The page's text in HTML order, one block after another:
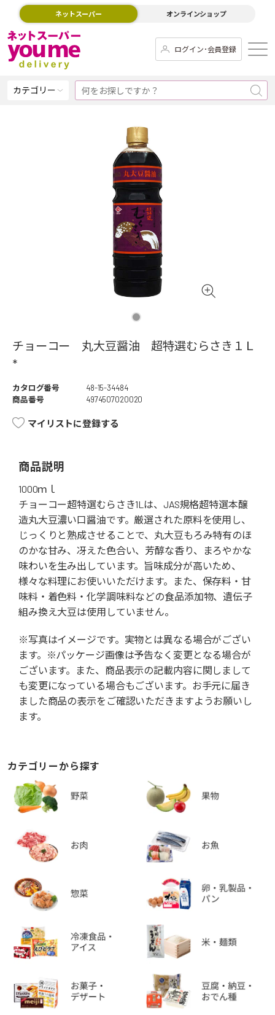
ネットスーパー オンラインショップ
ログイン･会員登録
カテゴリー
チョーコー 丸大豆醤油 超特選むらさき１Ｌ
*
カタログ番号
48-15-34484
商品番号
4974507020020
マイリストに登録する
商品説明
1000ｍｌ
チョーコー超特選むらさき1Lは、JAS規格超特選本醸
造丸大豆濃い口醤油です。厳選された原料を使用し、
じっくりと熟成させることで、丸大豆もろみ特有のほ
のかな甘み、冴えた色合い、芳醇な香り、まろやかな
味わいを生み出しています。旨味成分が高いため、
様々な料理にお使いいただけます。また、保存料・甘
味料・着色料・化学調味料などの食品添加物、遺伝子
組み換え大豆は使用していません。
※写真はイメージです。実物とは異なる場合がござい
ます。※パッケージ画像は予告なく変更となる場合が
ございます。また、商品表示の記載内容に関しまして
も変更になっている場合もございます。お手元に届き
ました商品の表示をご確認いただきますようお願いし
ます。
カテゴリーから探す